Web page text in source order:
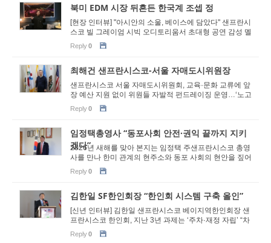
북미 EDM 시장 뒤흔든 한국계 조셉 정
[현장 인터뷰] "아시안의 소울, 베이스에 담았다" 샌프란시
스코 빌 그레이엄 시빅 오디토리움서 초대형 공연 감성 멜
로디·강렬한 비트 결합 ‘해머 사운드’로 8,500...
Reply0
최해건 샌프란시스코-서울 자매도시위원장
샌프란시스코 서울 자매도시위원회, 교육·문화 교류에 앞
장 예산 지원 없이 위원들 자발적 펀드레이징 운영…‘노고
와 헌신’ 빛나 “우리는 비즈니스 ...
Reply0
임정택총영사 “동포사회 안전·권익 끝까지 지키
겠다”
2026년 새해를 맞아 본지는 임정택 주샌프란시스코 총영
사를 만나 한미 관계의 현주소와 동포 사회의 현안을 짚어
봤다. 특히 미·중 전략 경쟁의 심화와 트럼프 2기 행정부
의 강...
Reply0
김한일 SF한인회장 “한인회 시스템 구축 올인”
[신년 인터뷰] 김한일 샌프란시스코 베이지역한인회장 샌
프란시스코 한인회, 지난 3년 과제는 ‘주차·재정 자립’ “차
세대 참여 없인 한인사회 미래도 없다&r...
Reply0